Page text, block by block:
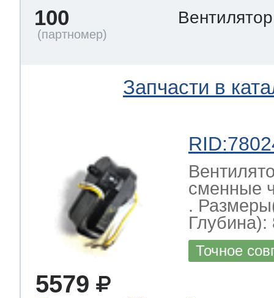
100
Запчасти в
сменные
.
Глубина):
Точное
5579